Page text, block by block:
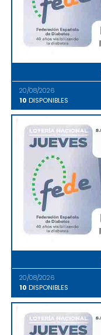
20/08/2026
10 DISPONIBLES
20/08/2026
10 DISPONIBLES